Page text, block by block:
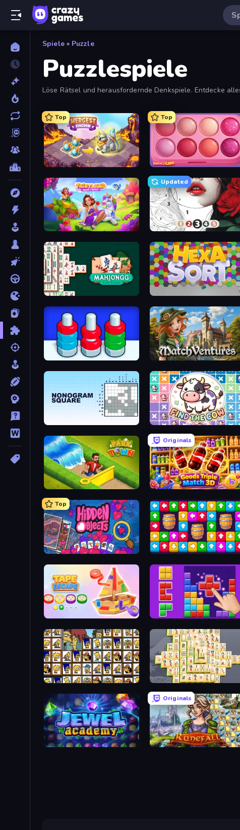
Spiele » Puzzle
Puzzlespiele
Löse Rätsel und herausfordernde Denkspiele. Entdecke
Top
Mergest Kingdom
Top
Piece of Cake: Merge and Bake
Fairyland Merge & Magic
Updated
Numicolor
Mahjongg Solitaire
Nuts Puzzle: Sort By Color MatchVentures
Find The Cow
Park Town
Originals
Goods Triple Match 3D
Top
Hidden Objects Tap Away Story
BlockBuster Puzzle
Simpsons Mahjong Mahjong Online
Jewel Academy
Originals
Runefall